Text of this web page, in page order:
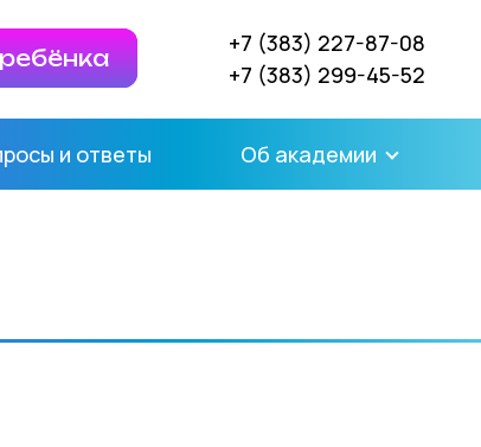
+7 (383) 227-87-08
+7 (383) 299-45-52
и ответы Об академии